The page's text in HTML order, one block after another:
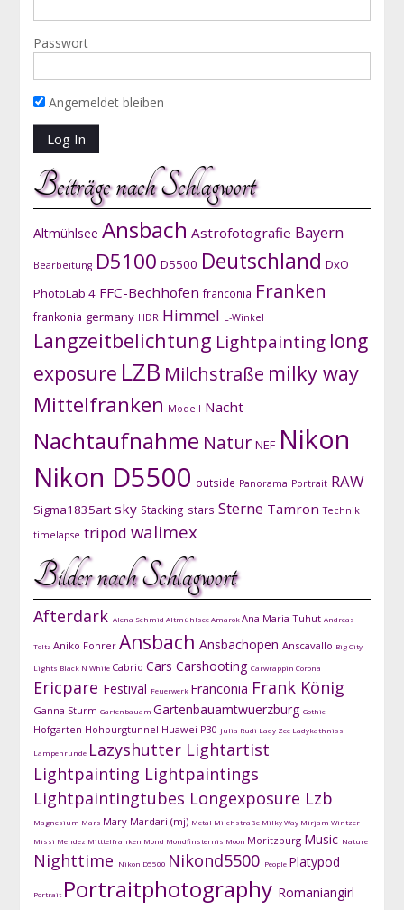
Passwort
Angemeldet bleiben
Beiträge nach Schlagwort
Altmühlsee Ansbach Astrofotografie Bayern
Bearbeitung D5100 D5500 Deutschland DxO
PhotoLab 4 FFC-Bechhofen franconia Franken
frankonia germany HDR Himmel L-Winkel
Langzeitbelichtung Lightpainting long
exposure LZB Milchstraße milky way
Mittelfranken Modell Nacht
Nachtaufnahme Natur NEF Nikon
Nikon D5500 outside Panorama Portrait RAW
Sigma1835art sky Stacking stars Sterne Tamron Technik
timelapse tripod walimex
Bilder nach Schlagwort
Afterdark Alena Schmid AltmühlseeAmarokAna Maria Tuhut Andreas
Toltz Aniko Fohrer Ansbach Ansbachopen Anscavallo Big City
Lights Black N White Cabrio Cars Carshooting Carwrappin Corona
Ericpare Festival Feuerwerk Franconia Frank König
Ganna Sturm Gartenbauam Gartenbauamtwuerzburg Gothic
Hofgarten Hohburgtunnel Huawei P30 Julia Rudi Lady Zee Ladykathniss
Lampenrunde Lazyshutter Lightartist
Lightpainting Lightpaintings
Lightpaintingtubes Longexposure Lzb
Magnesium Mars Mary Mardari (mj) Metal Milchstraße Milky Way Mirjam Wintzer
Missi Mendez Mitttelfranken Mond Mondfinsternis Moon Moritzburg Music Nature
Nighttime Nikon D5500 Nikond5500 People Platypod
Portrait Portraitphotography Romaniangirl